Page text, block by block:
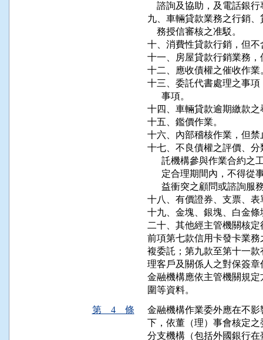
諮詢及協助，及電話銀
九、車輛貸款業務之行銷
    務授信審核之准駁。
十、消費性貸款行銷，但
十一、房屋貸款行銷業務
十二、應收債權之催收作業
十三、委託代書處理之事
      事項。
十四、車輛貸款逾期繳款
十五、鑑價作業。
十六、內部稽核作業，但
十七、不良債權之評價、
託機構參與作業合約
定合理期間內，不得
益衝突之顧問或諮詢服
十八、有價證券、支票、
十九、金塊、銀塊、白金
二十、其他經主管機關核
前項第七款信用卡發卡業
複委託；第九款至第十一
理客戶及關係人之對保簽章
金融機構應依主管機關規
圍等資料。
第 4 條
金融機構作業委外應在不
下，依董（理）事會核定
分支機構（包括外國銀行